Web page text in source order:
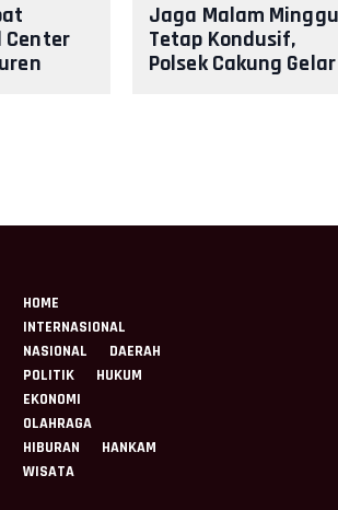
Center
Jaga Malam Minggu
Tetap Kondusif,
Polsek Cakung Gelar
HOME
INTERNASIONAL
NASIONAL
DAERAH
POLITIK
HUKUM
EKONOMI
OLAHRAGA
HIBURAN
HANKAM
WISATA